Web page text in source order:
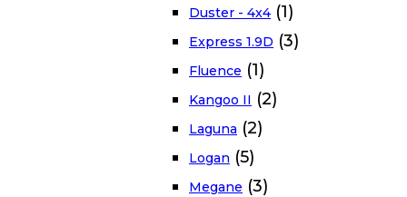
Duster - 4x4 (1)
Express 1.9D (3)
Fluence (1)
Kangoo II (2)
Laguna (2)
Logan (5)
Megane (3)